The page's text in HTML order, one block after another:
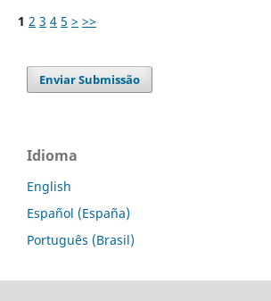
1 2 3 4 5 > >>
Enviar Submissão
Idioma
English
Español (España)
Português (Brasil)